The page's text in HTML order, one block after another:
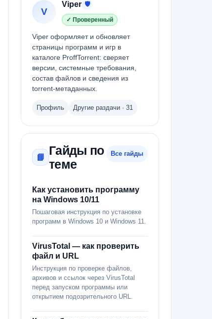
V
Viper 🛡
✓ Проверенный
Viper оформляет и обновляет
страницы программ и игр в
каталоге ProffTorrent: сверяет
версии, системные требования,
состав файлов и сведения из
torrent-метаданных.
Профиль Другие раздачи · 31
📘 Гайды по
теме
Все гайды
Как установить программу
на Windows 10/11
Пошаговая инструкция по установке
программ в Windows 10 и Windows 11.
VirusTotal — как проверить
файл и URL
Инструкция по проверке файлов,
архивов и ссылок через VirusTotal
перед запуском программы или
открытием подозрительного URL.